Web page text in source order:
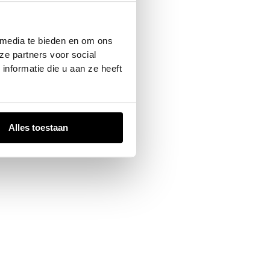
te bieden en om ons
partners voor social
die u aan ze heeft
Alles toestaan
for more information).